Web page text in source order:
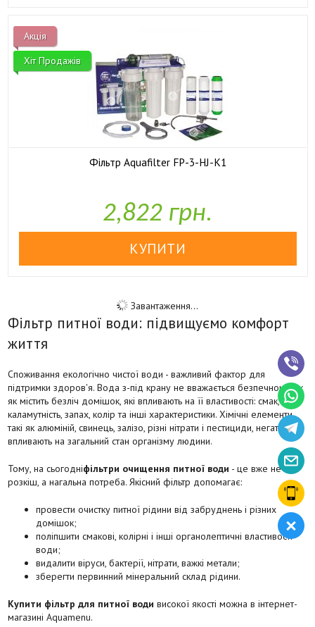
Акція
Хіт Продажів
Фільтр Aquafilter FP-3-HJ-K1
У наявності
2,822 грн.
Завантаження...
Фільтр питної води: підвищуємо комфорт
життя
Споживання екологічно чистої води - важливий фактор для
підтримки здоров'я. Вода з-під крану не вважається безпечною, так
як містить безліч домішок, які впливають на її властивості: смак,
каламутність, запах, колір та інші характеристики. Хімічні елементи,
такі як алюміній, свинець, залізо, різні нітрати і пестициди, негативно
впливають на загальний стан організму людини.
Тому, на сьогодніфільтри очищення питної води - це вже не
розкіш, а нагальна потреба. Якісний фільтр допомагає:
провести очистку питної рідини від забруднень і різних
домішок;
поліпшити смакові, колірні і інші органолептичні властивості
води;
видалити віруси, бактерії, нітрати, важкі метали;
зберегти первинний мінеральний склад рідини.
Купити фільтр для питної води високої якості можна в інтернет-
магазині Aquamenu.